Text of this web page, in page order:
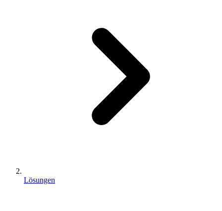
Lösungen